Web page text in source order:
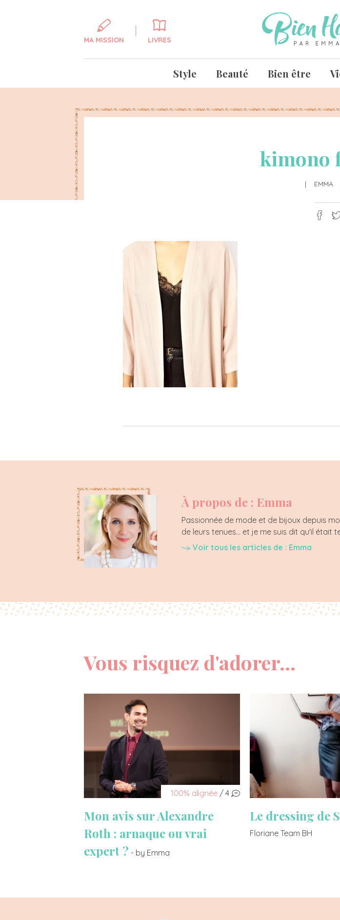
MA MISSION LIVRES
Style Beauté Bien être
kimono
| EMMA
À propos de : Emma
Passionnée de mode et de bijoux depuis
de leurs tenues... et je me suis dit qu'il était
Voir tous les articles de : Emma
Vous risquez d'adorer...
100% alignée / 4
Mon avis sur Alexandre
Roth : arnaque ou vrai
expert ? - by Emma
Le dressing de
Floriane Team BH